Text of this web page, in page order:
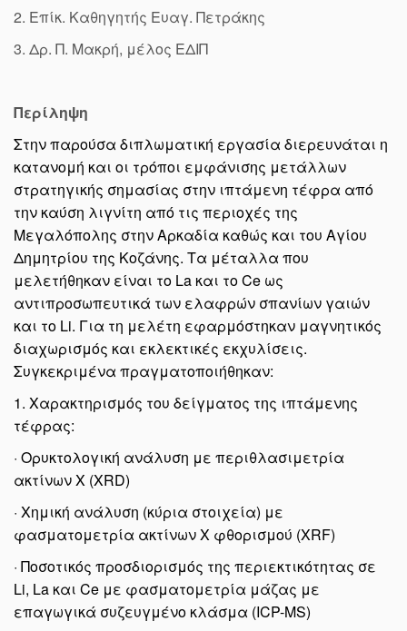
2. Επίκ. Καθηγητής Ευαγ. Πετράκης
3. Δρ. Π. Μακρή, μέλος ΕΔΙΠ
Περίληψη
Στην παρούσα διπλωματική εργασία διερευνάται η
κατανομή και οι τρόποι εμφάνισης μετάλλων
στρατηγικής σημασίας στην ιπτάμενη τέφρα από
την καύση λιγνίτη από τις περιοχές της
Μεγαλόπολης στην Αρκαδία καθώς και του Αγίου
Δημητρίου της Κοζάνης. Τα μέταλλα που
μελετήθηκαν είναι το La και το Ce ως
αντιπροσωπευτικά των ελαφρών σπανίων γαιών
και το Li. Για τη μελέτη εφαρμόστηκαν μαγνητικός
διαχωρισμός και εκλεκτικές εκχυλίσεις.
Συγκεκριμένα πραγματοποιήθηκαν:
1. Χαρακτηρισμός του δείγματος της ιπτάμενης
τέφρας:
· Ορυκτολογική ανάλυση με περιθλασιμετρία
ακτίνων Χ (XRD)
· Χημική ανάλυση (κύρια στοιχεία) με
φασματομετρία ακτίνων Χ φθορισμού (XRF)
· Ποσοτικός προσδιορισμός της περιεκτικότητας σε
Li, La και Ce με φασματομετρία μάζας με
επαγωγικά συζευγμένο κλάσμα (ICP-MS)